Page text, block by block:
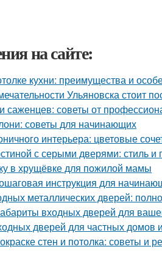
на сайте:
кухни: преимущества и
Ульяновска стоит
саженцев: советы от
советы для начинающих
интерьера: цветовые
с серыми дверями: стиль и
в хрущёвке для пожилой мамы
инструкция для
металлических дверей:
входных дверей для
дверей для частных домов
стен и потолка: советы и